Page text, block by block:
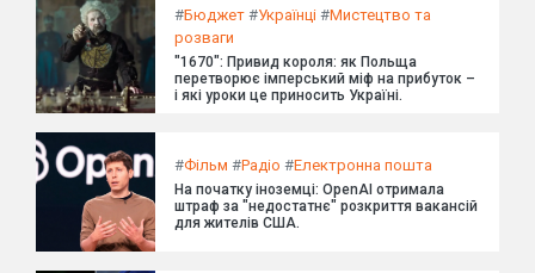
#Бюджет #Українці #Мистецтво та
розваги
"1670": Привид короля: як Польща
перетворює імперський міф на прибуток –
і які уроки це приносить Україні.
#Фільм #Радіо #Електронна пошта
На початку іноземці: OpenAI отримала
штраф за "недостатнє" розкриття вакансій
для жителів США.